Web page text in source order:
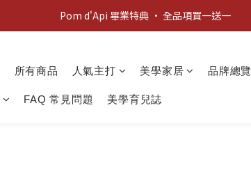
新客歡迎禮：輸入 "welcome10" 享首單九折！
Pom d'Api 畢業特典 · 全品項買一送一
所有商品 人氣主打 美學家居 品牌總覽
FAQ 常見問題 美學育兒誌